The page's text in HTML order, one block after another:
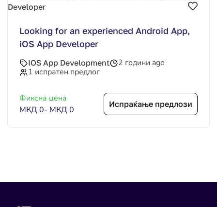
Looking for an experienced Android App,
iOS App Developer
IOS App Development
2 години ago
1 испратен предлог
Фиксна цена
МКД 0- МКД 0
Испраќање предлози